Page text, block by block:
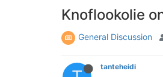
Knoflookolie
General Discussion
tanteheidi